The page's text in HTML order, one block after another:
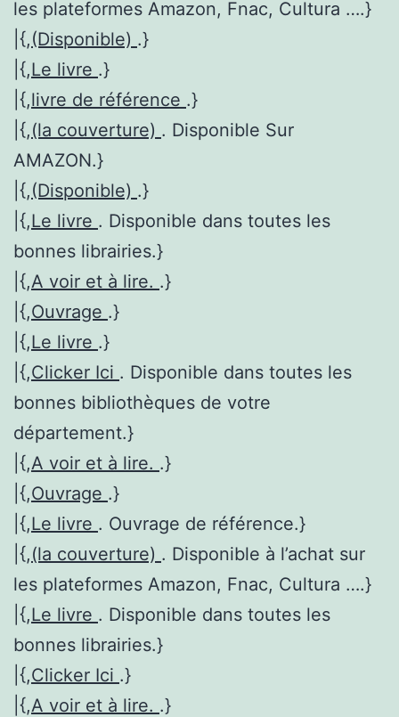
les plateformes Amazon, Fnac, Cultura ….}
|{,(Disponible) .}
|{,Le livre .}
|{,livre de référence .}
|{,(la couverture) . Disponible Sur
AMAZON.}
|{,(Disponible) .}
|{,Le livre . Disponible dans toutes les
bonnes librairies.}
|{,A voir et à lire. .}
|{,Ouvrage .}
|{,Le livre .}
|{,Clicker Ici . Disponible dans toutes les
bonnes bibliothèques de votre
département.}
|{,A voir et à lire. .}
|{,Ouvrage .}
|{,Le livre . Ouvrage de référence.}
|{,(la couverture) . Disponible à l’achat sur
les plateformes Amazon, Fnac, Cultura ….}
|{,Le livre . Disponible dans toutes les
bonnes librairies.}
|{,Clicker Ici .}
|{,A voir et à lire. .}